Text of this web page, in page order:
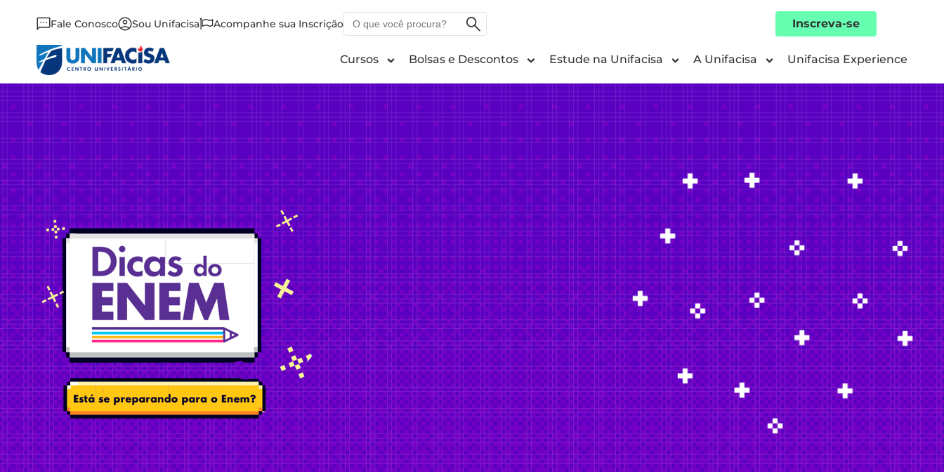
Fale Conosco Sou Unifacisa Acompanhe sua Inscrição
que
procura?
Inscreva-se
Cursos Bolsas e Descontos Estude na Unifacisa A Unifacisa Unifacisa Experience